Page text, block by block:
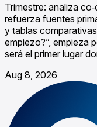
Trimestre: analiza
refuerza fuentes
y tablas
empiezo?”, empieza
será el primer lugar
Aug 8, 2026